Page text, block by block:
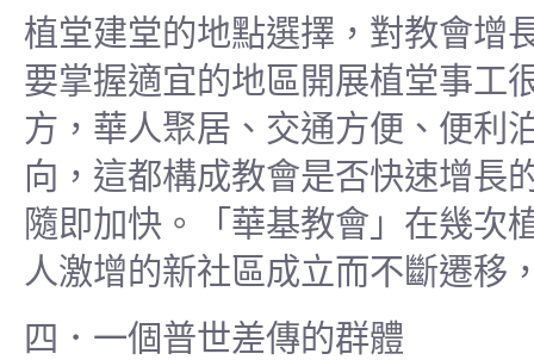
植堂建堂的地點選擇，對教會增
要掌握適宜的地區開展植堂事工
方，華人聚居、交通方便、便利
向，這都構成教會是否快速增長
隨即加快。「華基教會」在幾次
人激增的新社區成立而不斷遷移
四．一個普世差傳的群體